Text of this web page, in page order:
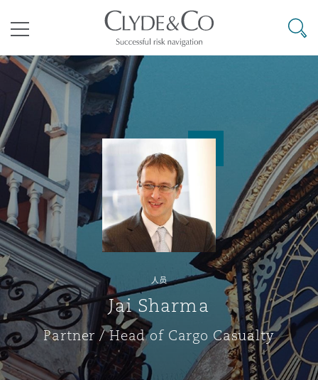
空
Carrier Liability
Commerical Dispute
Debt Recovery
Emergency Response & Crisis
Management
业与咨询 公司
企业、商业与合规保险
数据保护与隐私权
劳动、养老金和移民n
议解决
Commercial Disputes
Commercial Litigation
源、海洋与贸易
Energy & Natural Resources
Marine
Trade & Commodities
险和再保险
Casualty
Corporate, Commercial &
Insurance
Cyber Risk
Employers' & Public Liability
环境保护法
基础设施
PPP/PFI
Public Procurement
Anti-Bribery & Corruption
Compliance
External Investigations
Financial Services
Fraud & White-Collar Crime
候变化
Code
& Co Newton - 解锁智能索赔新模式
议融资
Eco Audit
罗
普敦
累斯萨拉姆
翰内斯堡
罗比 – 联营办公室
谷
京
里斯班
庆
港
拉加斯
西哥城
约热内卢
地亚哥 – 联营办公室
保罗
布扎比
罗
哈
拜
达
特兰大
士顿
尔加里
加哥
拉斯
伯丁
尔法斯特
明翰
里斯托尔
里
目录
其礼律所事务所
搜寻
人员
Jai Sharma
Partner / Head of Cargo Casualty